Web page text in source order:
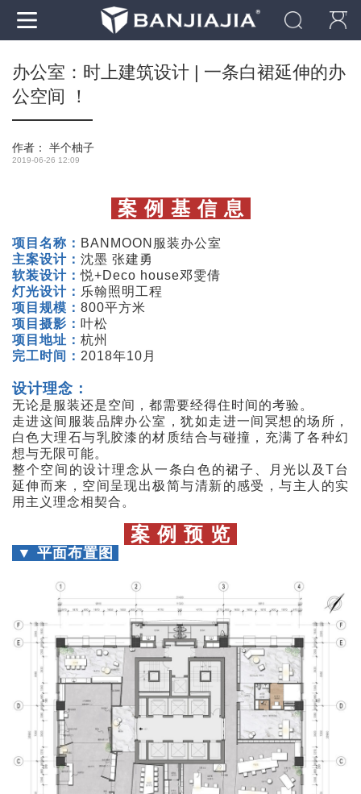
办公室：时上建筑设计 | 一条白裙延伸的办
公空间 ！
作者： 半个柚子
2019-06-26 12:09
案 例 基 信 息
项目名称： BANMOON服装办公室
主案设计： 沈墨 张建勇
软装设计：悦+Deco house邓雯倩
灯光设计： 乐翰照明工程
项目规模： 800平方米
项目摄影： 叶松
项目地址： 杭州
完工时间： 2018年10月
设计理念：
无论是服装还是空间，都需要经得住时间的考验。
走进这间服装品牌办公室，犹如走进一间冥想的场所，
白色大理石与乳胶漆的材质结合与碰撞，充满了各种幻
想与无限可能。
整个空间的设计理念从一条白色的裙子、月光以及T台
延伸而来，空间呈现出极简与清新的感受，与主人的实
用主义理念相契合。
案 例 预 览
▼ 平面布置图